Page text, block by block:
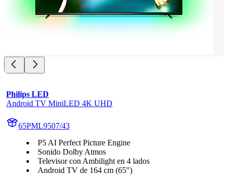
Philips LED
Android TV MiniLED 4K UHD
65PML9507/43
P5 AI Perfect Picture Engine
Sonido Dolby Atmos
Televisor con Ambilight en 4 lados
Android TV de 164 cm (65")